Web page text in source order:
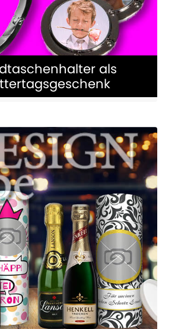
als
mit eigenem Foto
von Frauen für Frauen
MEHR ERFAHREN